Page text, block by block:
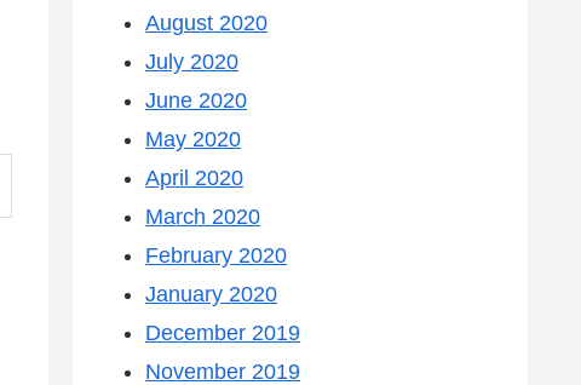
August 2020
July 2020
June 2020
May 2020
April 2020
March 2020
February 2020
January 2020
December 2019
November 2019